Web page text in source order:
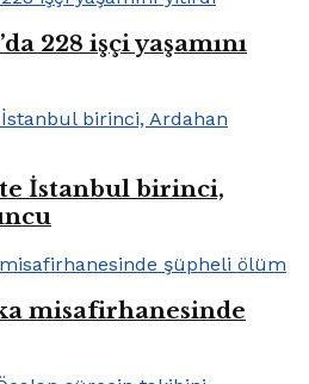
228 işçi yaşamını
İstanbul birinci,
misafirhanesinde